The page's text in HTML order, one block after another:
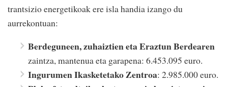
trantsizio energetikoak ere isla handia izango du
aurrekontuan:
Berdeguneen, zuhaiztien eta Eraztun Berdearen
zaintza, mantenua eta garapena: 6.453.095 euro.
Ingurumen Ikasketetako Zentroa: 2.985.000 euro.